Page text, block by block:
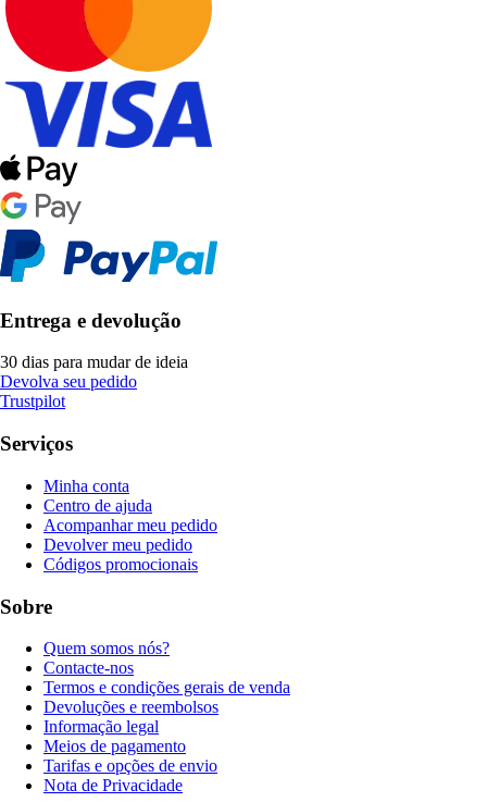
Entrega e devolução
30 dias para mudar de ideia
Devolva seu pedido
Trustpilot
Serviços
Minha conta
Centro de ajuda
Acompanhar meu pedido
Devolver meu pedido
Códigos promocionais
Sobre
Quem somos nós?
Contacte-nos
Termos e condições gerais de venda
Devoluções e reembolsos
Informação legal
Meios de pagamento
Tarifas e opções de envio
Nota de Privacidade